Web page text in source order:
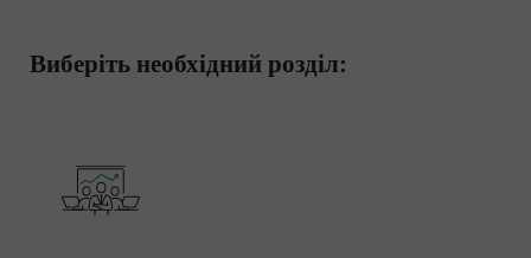
Виберіть необхідний розділ: